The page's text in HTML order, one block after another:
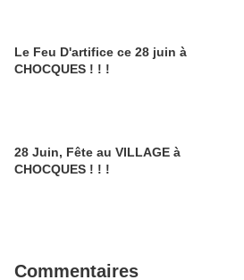
Le Feu D'artifice ce 28 juin à
CHOCQUES ! ! !
28 Juin, Fête au VILLAGE à
CHOCQUES ! ! !
Commentaires